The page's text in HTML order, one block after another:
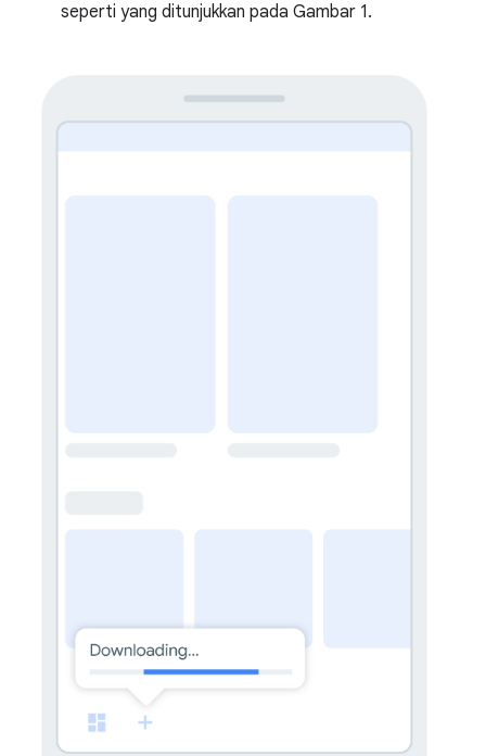
seperti yang ditunjukkan pada Gambar 1.